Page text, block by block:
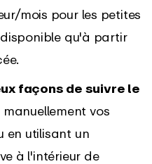
mois pour les petites
qu'à partir
façons de suivre le
vos
en utilisant un
à l'intérieur de